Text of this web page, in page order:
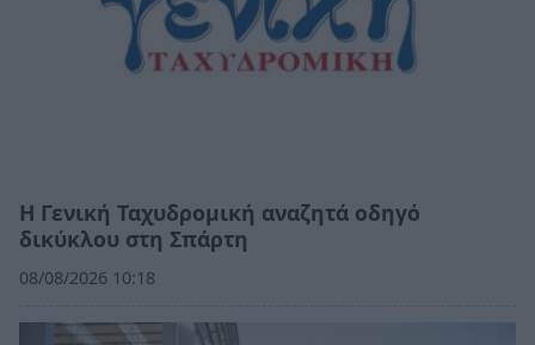
Η Γενική Ταχυδρομική αναζητά οδηγό
δικύκλου στη Σπάρτη
08/08/2026 10:18